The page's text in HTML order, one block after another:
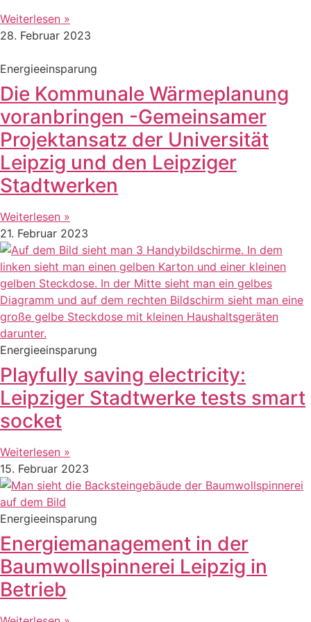
Weiterlesen »
28. Februar 2023
Energieeinsparung
Die Kommunale Wärmeplanung
voranbringen -Gemeinsamer
Projektansatz der Universität
Leipzig und den Leipziger
Stadtwerken
Weiterlesen »
21. Februar 2023
Energieeinsparung
Playfully saving electricity:
Leipziger Stadtwerke tests smart
socket
Weiterlesen »
15. Februar 2023
Energieeinsparung
Energiemanagement in der
Baumwollspinnerei Leipzig in
Betrieb